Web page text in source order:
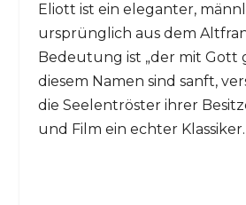
Eliott ist ein eleganter,
ursprünglich aus dem
Bedeutung ist „der mit Gott
diesem Namen sind sanft,
die Seelentröster ihrer
und Film ein echter Klassiker.